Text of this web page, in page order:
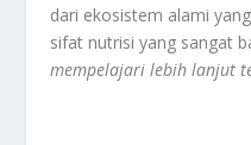
dari ekosistem alami
sifat nutrisi yang sangat
mempelajari lebih lanjut